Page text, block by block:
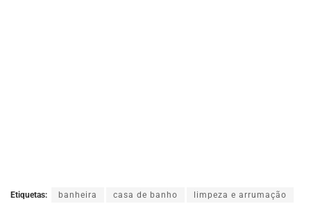
Etiquetas: banheira casa de banho limpeza e arrumação